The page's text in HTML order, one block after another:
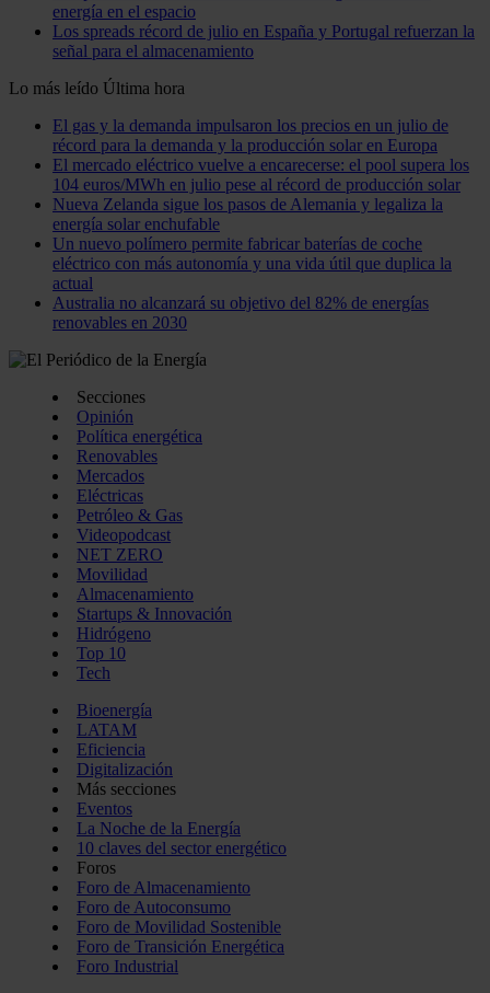
energía en el espacio
Los spreads récord de julio en España y Portugal refuerzan la
señal para el almacenamiento
Lo más leído Última hora
El gas y la demanda impulsaron los precios en un julio de
récord para la demanda y la producción solar en Europa
El mercado eléctrico vuelve a encarecerse: el pool supera los
104 euros/MWh en julio pese al récord de producción solar
Nueva Zelanda sigue los pasos de Alemania y legaliza la
energía solar enchufable
Un nuevo polímero permite fabricar baterías de coche
eléctrico con más autonomía y una vida útil que duplica la
actual
Australia no alcanzará su objetivo del 82% de energías
renovables en 2030
Secciones
Opinión
Política energética
Renovables
Mercados
Eléctricas
Petróleo & Gas
Videopodcast
NET ZERO
Movilidad
Almacenamiento
Startups & Innovación
Hidrógeno
Top 10
Tech
Bioenergía
LATAM
Eficiencia
Digitalización
Más secciones
Eventos
La Noche de la Energía
10 claves del sector energético
Foros
Foro de Almacenamiento
Foro de Autoconsumo
Foro de Movilidad Sostenible
Foro de Transición Energética
Foro Industrial